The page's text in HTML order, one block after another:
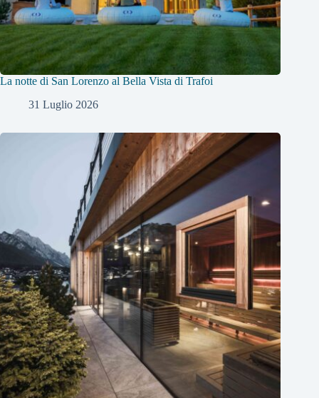
La notte di San Lorenzo al Bella Vista di Trafoi
31 Luglio 2026